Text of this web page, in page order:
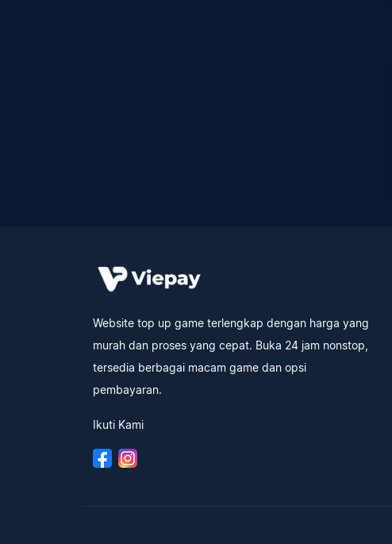
Website top up game terlengkap dengan harga yang
murah dan proses yang cepat. Buka 24 jam nonstop,
tersedia berbagai macam game dan opsi
pembayaran.
Ikuti Kami